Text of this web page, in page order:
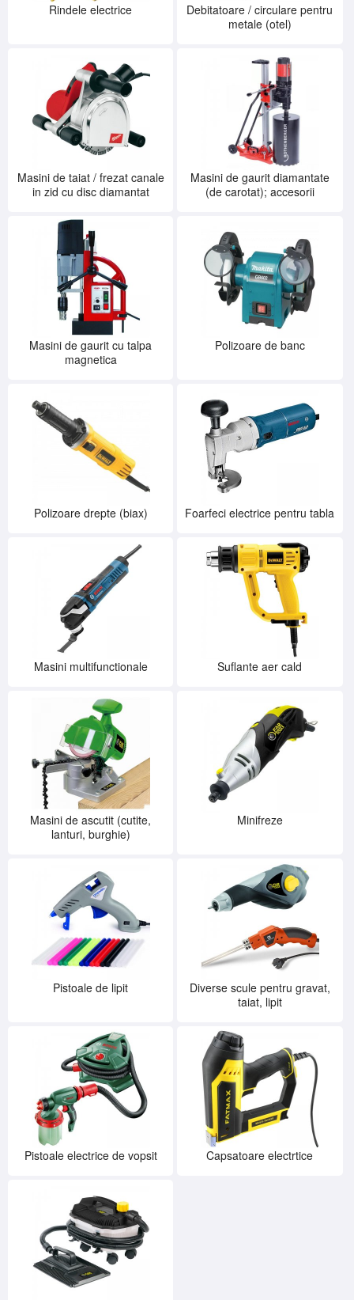
Rindele electrice
Debitatoare / circulare pentru
metale (otel)
Masini de taiat / frezat canale
in zid cu disc diamantat
Masini de gaurit diamantate
(de carotat); accesorii
Masini de gaurit cu talpa
magnetica
Polizoare de banc
Polizoare drepte (biax) Foarfeci electrice pentru tabla
Masini multifunctionale Suflante aer cald
Masini de ascutit (cutite,
lanturi, burghie)
Minifreze
Pistoale de lipit
Diverse scule pentru gravat,
taiat, lipit
Pistoale electrice de vopsit Capsatoare electrtice